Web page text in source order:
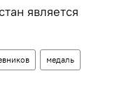
является
медаль